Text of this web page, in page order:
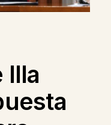
Illa